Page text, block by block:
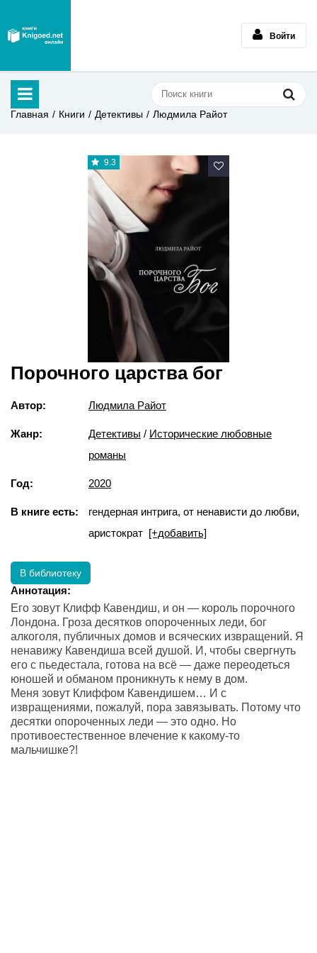
Войти
Главная Книги Детективы Людмила Райот
9.3
Порочного царства бог
Автор: Людмила Райот
Жанр: Детективы / Исторические любовные
романы
Год: 2020
В книге есть:
гендерная интрига, от ненависти до любви,
аристократ [+добавить]
В библиотеку
Аннотация:
Его зовут Клифф Кавендиш, и он — король порочного
Лондона. Гроза десятков опороченных леди, бог
алкоголя, публичных домов и всяческих извращений. Я
ненавижу Кавендиша всей душой. И, чтобы свергнуть
его с пьедестала, готова на всё — даже переодеться
юношей и обманом проникнуть к нему в дом.
Меня зовут Клиффом Кавендишем… И с
извращениями, пожалуй, пора завязывать. Потому что
десятки опороченных леди — это одно. Но
противоестественное влечение к какому-то
мальчишке?!